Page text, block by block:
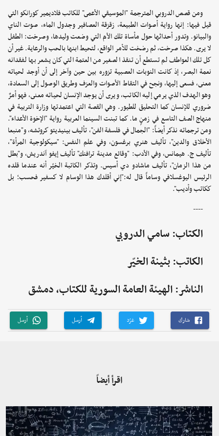
ومن قصص الدروبي المترجمة "الموسيقي الأعمى" للكاتب فلاديمير كورانكو التي
قيل فيها: إنها رواية أصوات الطبيعة، زقزقة العصافير وجدول الماء، صوت الناي
والبيانو. وتدور أحداثها حول مأساة تلك الأم التي وضعت وليدها، وصرخت: الطفل
لا يرى. هكذا صرخت، ثم رضخت للأمر الواقع، لتحيط ابنها بالحب والرعاية. غير أن
كل تلك العواطف لم تستطع أن تنقذ الصغير من العتمة التي كان يشعر بها لفقدانه
نعمة البصر، إذ كانت النوبات العصبية تزوره بين حين وآخر إلى أن أوجد لحياته
معنى، فسعى إليها، ونجح في التقاط الأصوات والعزف وطريق الوصول إلى السعادة،
وهو الهدف الذي يرمي إليه الكاتب، ويرى أن يوجد الإنسان لحياته معنى، فهو أمرٌ
ضروري للإنسان كما التحليق للطيور. وهي القصة التي اعتمدتها وزارة التربية في
منهاج الصف التاسع في زمنٍ ما. كما تبنت السينما العربية رواية "الإخوة الأعداء".
ومن ترجماته نذكر أيضاً: "الجمال في فلسفة الفن"، تأليف بينيديتو كروتشه، و"منبعا
الأخلاق والدين"، تأليف هنري برغسون، وفي علم النفس: "سيكولوجية المرأة"،
تأليف ج. هيمانس، وفي الأدب: "وقائع مدينة ترافنك" تأليف إيفو آندريش، و"بطل
من هذا الزمان"، تأليف ماشادو دي أسيس. وتذكر الكاتبة الخيّر أنه عندما قلده
الرئيس اليوغسلافي وساماً قال له:"إني أقلدك هذا الوسام لا كسفير فحسب؛ بل
ككاتب وأديب".
----
الكتاب: سامي الدروبي
الكاتب: بثينة الخيّر
الناشر: الهيئة العامة السورية للكتاب، دمشق
شارك غرّد أرسل أرسل
اقرأ أيضاً